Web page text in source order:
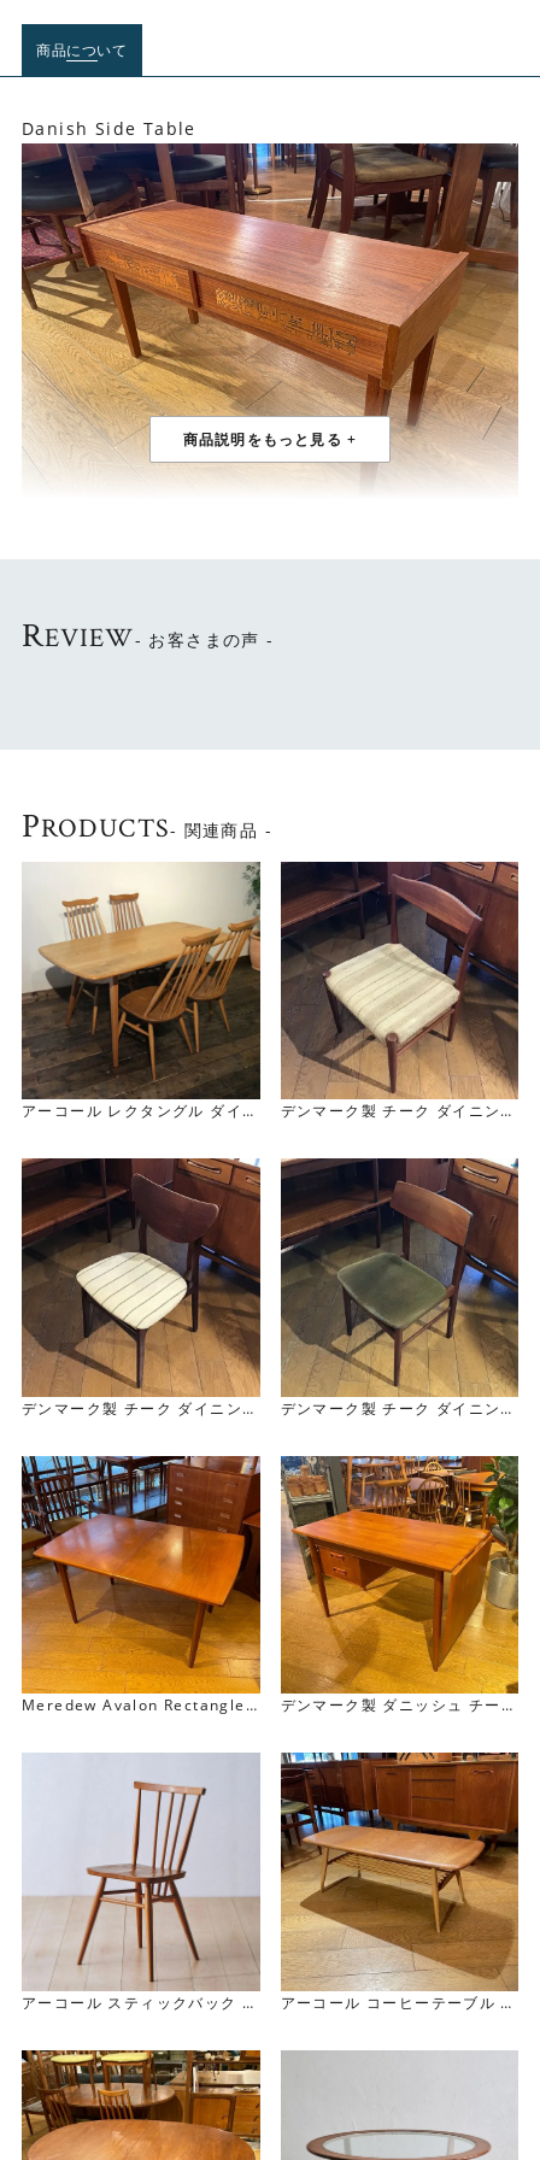
商品について
Danish Side Table
コンパクトなサイズで、リビングやベッドサイドなどをは
収納を兼ねたサイドテーブルとして等、
飽きることなく末永くお使い頂ける逸品です。
REVIEW- お客さまの声 -
PRODUCTS- 関連商品 -
アーコール レクタングル ダイニ
Ercol Rectangle Dining Tabl
e
デンマーク製 チーク ダイニング
Chair
デンマーク製 チーク ダイニング
hair
デンマーク製 チーク ダイニング
Chair
Meredew Avalon Rectangle
エクステンション テーブル
デンマーク製 ダニッシュ チーク
Desk
アーコール スティックバック チ
Ercol Stick Back Chair
アーコール コーヒーテーブル E